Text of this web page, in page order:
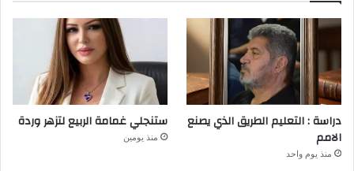
دراسة : التعليم الطريق الذي يصنع
الامم
منذ يوم واحد
ستنجلي غمامة الربيع لتزهر وردة
منذ يومين